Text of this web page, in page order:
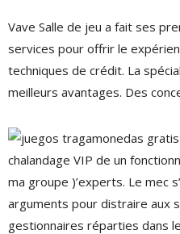
Vave Salle de jeu a fait ses
services pour offrir le
techniques de crédit. La
meilleurs avantages. Des
chalandage VIP de un
ma groupe )’experts. Le mec
arguments pour distraire aux
gestionnaires réparties dans